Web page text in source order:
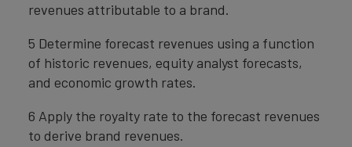
revenues attributable to a brand.
5 Determine forecast revenues using a function
of historic revenues, equity analyst forecasts,
and economic growth rates.
6 Apply the royalty rate to the forecast revenues
to derive brand revenues.